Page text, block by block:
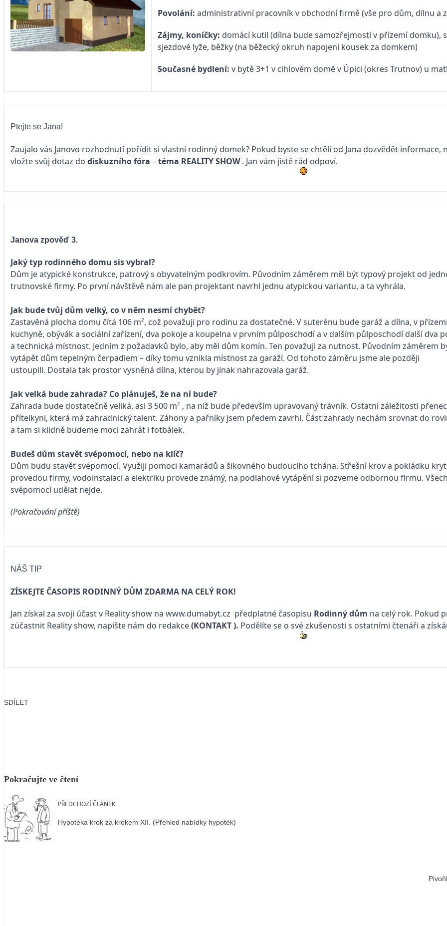
Povolání: administrativní pracovník v obchodní firmě (vše pro dům, dílnu a
Zájmy, koníčky: domácí kutil (dílna bude samozřejmostí v přízemí domku),
sjezdové lyže, běžky (na běžecký okruh napojení kousek za domkem)
Současné bydlení: v bytě 3+1 v cihlovém domě v Úpici (okres Trutnov) u
Ptejte se Jana!
Zaujalo vás Janovo rozhodnutí pořídit si vlastní rodinný domek? Pokud byste se chtěli od Jana dozvědět informace,
vložte svůj dotaz do diskuzního fóra –téma REALITY SHOW. Jan vám jistě rád odpoví.
Janova zpověď 3.
Jaký typ rodinného domu sis vybral?
Dům je atypické konstrukce, patrový s obyvatelným podkrovím. Původním záměrem měl být typový projekt od
trutnovské firmy. Po první návštěvě nám ale pan projektant navrhl jednu atypickou variantu, a ta vyhrála.
Jak bude tvůj dům velký, co v něm nesmí chybět?
Zastavěná plocha domu čítá 106 m², což považuji pro rodinu za dostatečné. V suterénu bude garáž a dílna, v
kuchyně, obývák a sociální zařízení, dva pokoje a koupelna v prvním půlposchodí a v dalším půlposchodí další dva
a technická místnost. Jedním z požadavků bylo, aby měl dům komín. Ten považuji za nutnost. Původním záměrem
vytápět dům tepelným čerpadlem – díky tomu vznikla místnost za garáží. Od tohoto záměru jsme ale později
ustoupili. Dostala tak prostor vysněná dílna, kterou by jinak nahrazovala garáž.
Jak velká bude zahrada? Co plánuješ, že na ní bude?
Zahrada bude dostatečně veliká, asi 3 500 m² , na níž bude především upravovaný trávník. Ostatní záležitosti
přítelkyni, která má zahradnický talent. Záhony a pařníky jsem předem zavrhl. Část zahrady nechám srovnat do
a tam si klidně budeme moci zahrát i fotbálek.
Budeš dům stavět svépomocí, nebo na klíč?
Dům budu stavět svépomocí. Využiji pomoci kamarádů a šikovného budoucího tchána. Střešní krov a pokládku
provedou firmy, vodoinstalaci a elektriku provede známý, na podlahové vytápění si pozveme odbornou firmu.
svépomocí udělat nejde.
(Pokračování příště)
NÁŠ TIP
ZÍSKEJTE ČASOPIS RODINNÝ DŮM ZDARMA NA CELÝ ROK!
Jan získal za svoji účast v Reality show na www.dumabyt.cz předplatné časopisu Rodinný dům na celý rok. Pokud
zúčastnit Reality show, napište nám do redakce(KONTAKT). Podělíte se o své zkušenosti s ostatními čtenáři a
SDÍLET
Pokračujte ve čtení
PŘEDCHOZÍ ČLÁNEK
Hypotéka krok za krokem XII. (Přehled nabídky hypoték)